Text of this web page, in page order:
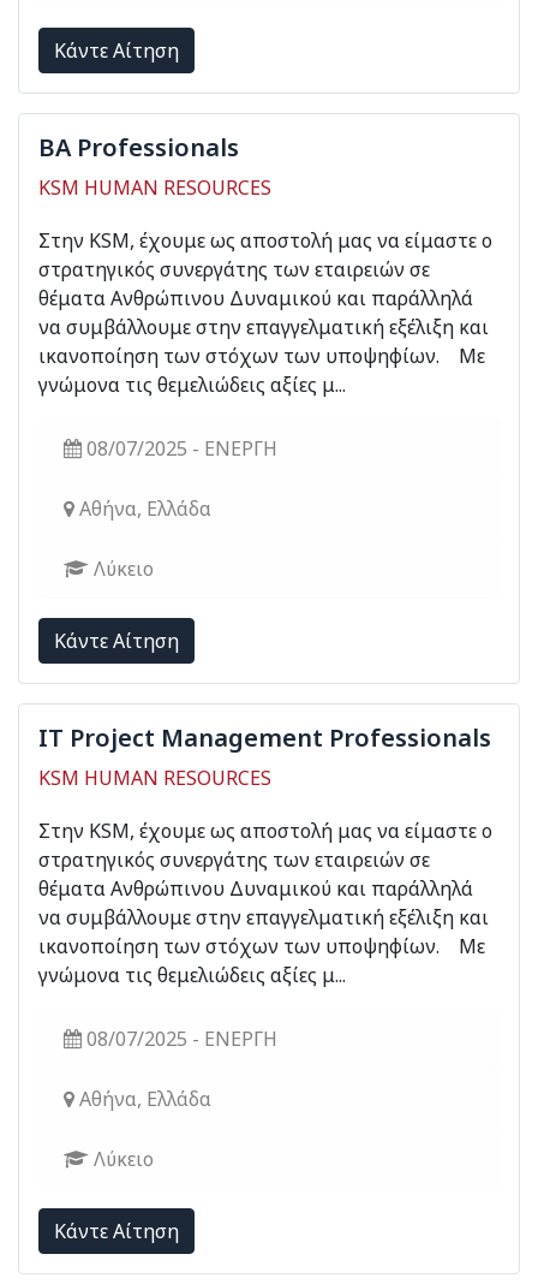
Kάντε Αίτηση
BA Professionals
KSM HUMAN RESOURCES
Στην ΚSM, έχουμε ως αποστολή μας να είμαστε ο
στρατηγικός συνεργάτης των εταιρειών σε
θέματα Ανθρώπινου Δυναμικού και παράλληλά
να συμβάλλουμε στην επαγγελματική εξέλιξη και
ικανοποίηση των στόχων των υποψηφίων. Με
γνώμονα τις θεμελιώδεις αξίες μ...
08/07/2025 - ΕΝΕΡΓΗ
Αθήνα, Ελλάδα
Λύκειο
Kάντε Αίτηση
IT Project Management Professionals
KSM HUMAN RESOURCES
Στην ΚSM, έχουμε ως αποστολή μας να είμαστε ο
στρατηγικός συνεργάτης των εταιρειών σε
θέματα Ανθρώπινου Δυναμικού και παράλληλά
να συμβάλλουμε στην επαγγελματική εξέλιξη και
ικανοποίηση των στόχων των υποψηφίων. Με
γνώμονα τις θεμελιώδεις αξίες μ...
08/07/2025 - ΕΝΕΡΓΗ
Αθήνα, Ελλάδα
Λύκειο
Kάντε Αίτηση